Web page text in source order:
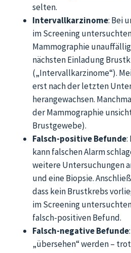
selten.
Intervallkarzinome: Bei
im Screening
Mammographie
nächsten Einladung
(„Intervallkarzinome“).
erst nach der letzten
herangewachsen.
der Mammographie
Brustgewebe).
Falsch-positive Befunde:
kann falschen Alarm
weitere Untersuchungen
und eine Biopsie.
dass kein Brustkrebs
im Screening
falsch-positiven Befund.
Falsch-negative Befunde
„übersehen“ werden –